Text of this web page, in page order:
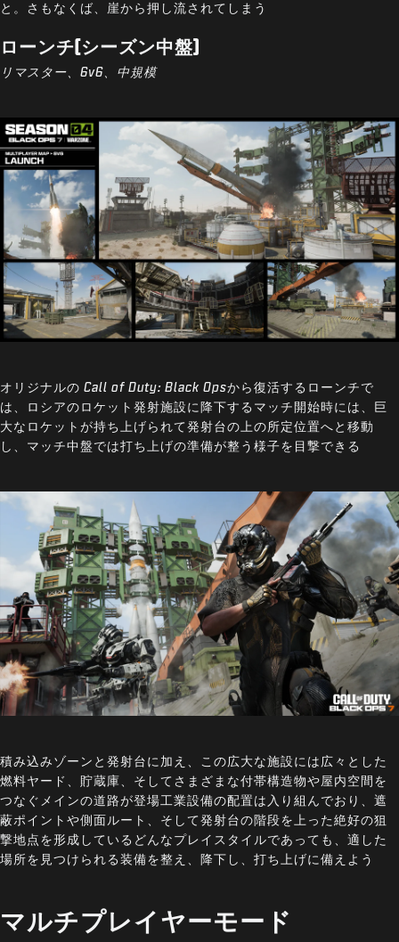
と。さもなくば、崖から押し流されてしまう
ローンチ(シーズン中盤)
リマスター、6v6、中規模
オリジナルの Call of Duty: Black Opsから復活するローンチで
は、ロシアのロケット発射施設に降下するマッチ開始時には、巨
大なロケットが持ち上げられて発射台の上の所定位置へと移動
し、マッチ中盤では打ち上げの準備が整う様子を目撃できる
積み込みゾーンと発射台に加え、この広大な施設には広々とした
燃料ヤード、貯蔵庫、そしてさまざまな付帯構造物や屋内空間を
つなぐメインの道路が登場工業設備の配置は入り組んでおり、遮
蔽ポイントや側面ルート、そして発射台の階段を上った絶好の狙
撃地点を形成しているどんなプレイスタイルであっても、適した
場所を見つけられる装備を整え、降下し、打ち上げに備えよう
マルチプレイヤーモード